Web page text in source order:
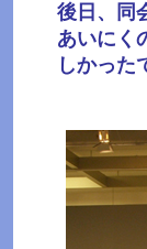
後日、同
あいにく
しかった